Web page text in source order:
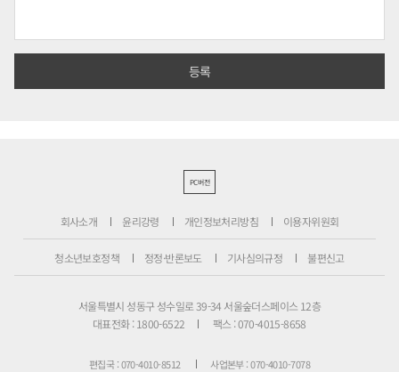
PC버전
회사소개 윤리강령 개인정보처리방침 이용자위원회
청소년보호정책 정정·반론보도 기사심의규정 불편신고
서울특별시 성동구 성수일로 39-34 서울숲더스페이스 12층
대표전화 : 1800-6522
팩스 : 070-4015-8658
편집국 : 070-4010-8512 사업본부 : 070-4010-7078